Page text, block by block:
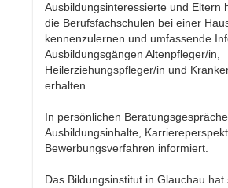
Ausbildungsinteressierte und Eltern
die Berufsfachschulen bei einer
kennenzulernen und umfassende
Ausbildungsgängen Altenpfleger/in,
Heilerziehungspfleger/in und
erhalten.
In persönlichen
Ausbildungsinhalte,
Bewerbungsverfahren informiert.
Das Bildungsinstitut in Glauchau